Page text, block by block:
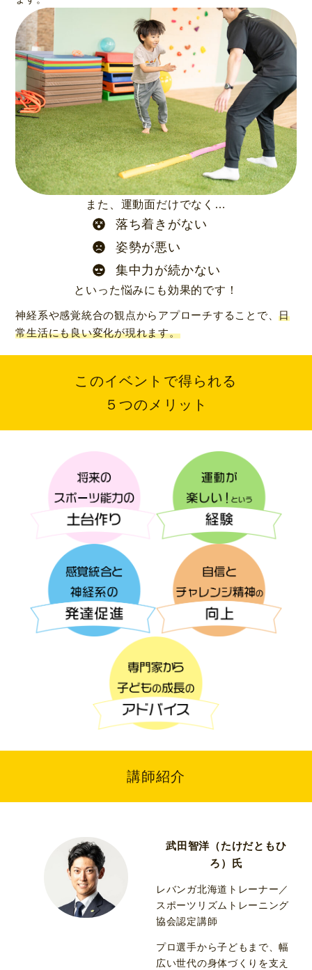
また、運動面だけでなく…
落ち着きがない
姿勢が悪い
集中力が続かない
といった悩みにも効果的です！
神経系や感覚統合の観点からアプローチすることで、日
常生活にも良い変化が現れます。
このイベントで得られる
５つのメリット
講師紹介
武田智洋（たけだともひ
ろ）氏
レバンガ北海道トレーナー／
スポーツリズムトレーニング
協会認定講師
プロ選手から子どもまで、幅
広い世代の身体づくりを支え